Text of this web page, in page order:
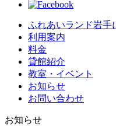
ふれあいランド岩手
利用案内
料金
貸館紹介
教室・イベント
お知らせ
お問い合わせ
お知らせ